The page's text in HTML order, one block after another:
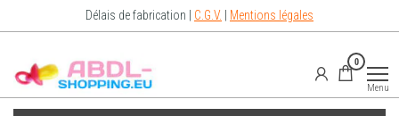
au
contenu
Délais de fabrication | C.G.V. Mentions légales
Abdl
Shop for
0
Menu